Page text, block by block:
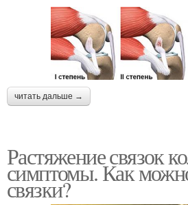
читать дальше →
Растяжение связок
симптомы. Как
связки?